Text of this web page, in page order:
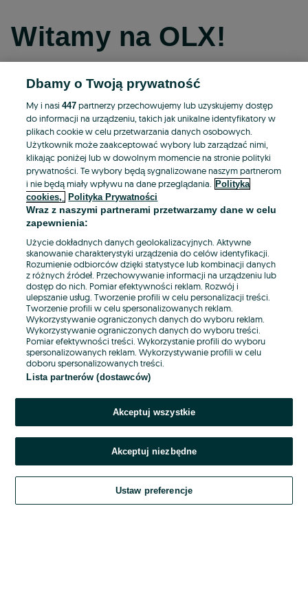
Witamy na OLX!
Kontynuuj przez Facebooka
Kontynuuj przez konto Apple
Kontynuuj przez konto Google
LUB
E-mail
Hasło
Nie pamiętasz hasła?
Zaloguj się
Kontynuując za pośrednictwem jednego z dostawców wskazanych powyżej,
Regulamin serwisu OLX.pl w jego aktualnym brzmieniu.
Dbamy o Twoją prywatność
My i nasi447 partnerzy przechowujemy lub uzyskujemy dostęp
do informacji na urządzeniu, takich jak unikalne identyfikatory w
plikach cookie w celu przetwarzania danych osobowych.
Użytkownik może zaakceptować wybory lub zarządzać nimi,
klikając poniżej lub w dowolnym momencie na stronie polityki
prywatności. Te wybory będą sygnalizowane naszym partnerom
i nie będą miały wpływu na dane przeglądania.
Polityka
cookies,
Polityka Prywatności
Wraz z naszymi partnerami przetwarzamy dane w celu
zapewnienia:
Użycie dokładnych danych geolokalizacyjnych. Aktywne
skanowanie charakterystyki urządzenia do celów identyfikacji.
Rozumienie odbiorców dzięki statystyce lub kombinacji danych
z różnych źródeł. Przechowywanie informacji na urządzeniu lub
dostęp do nich. Pomiar efektywności reklam. Rozwój i
ulepszanie usług. Tworzenie profili w celu personalizacji treści.
Tworzenie profili w celu spersonalizowanych reklam.
Wykorzystywanie ograniczonych danych do wyboru reklam.
Wykorzystywanie ograniczonych danych do wyboru treści.
Pomiar efektywności treści. Wykorzystanie profili do wyboru
spersonalizowanych reklam. Wykorzystywanie profili w celu
doboru spersonalizowanych treści.
Lista partnerów (dostawców)
Akceptuj wszystkie
Akceptuj niezbędne
Ustaw preferencje